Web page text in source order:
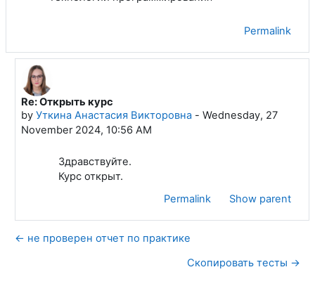
Permalink
In reply to Ворожищев Евгений Евгеньевич
Re: Открыть курс
by Уткина Анастасия Викторовна- Wednesday, 27
November 2024, 10:56 AM
Здравствуйте.
Курс открыт.
Permalink
Show parent
← не проверен отчет по практике
Скопировать тесты →